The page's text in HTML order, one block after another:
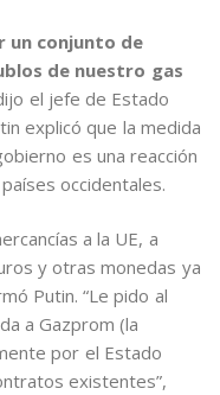
un conjunto de
de nuestro gas
el jefe de Estado
explicó que la medida
es una reacción
occidentales.
a la UE, a
y otras monedas ya
Putin. “Le pido al
a Gazprom (la
por el Estado
existentes”,